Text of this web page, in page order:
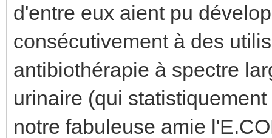
d'entre eux aient pu
consécutivement à des
antibiothérapie à spectre
urinaire (qui
notre fabuleuse amie